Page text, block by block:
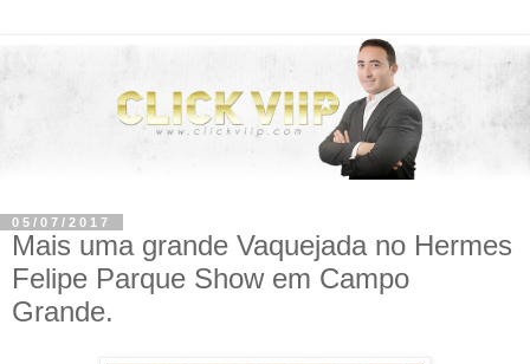
05/07/2017
Mais uma grande Vaquejada no Hermes
Felipe Parque Show em Campo
Grande.